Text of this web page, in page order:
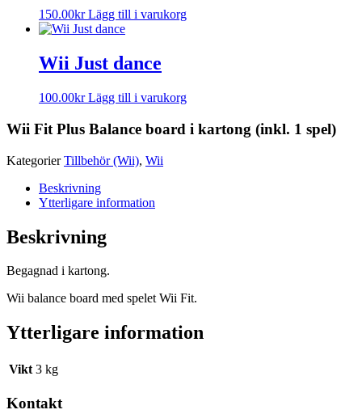
150.00kr Lägg till i varukorg
Wii Just dance
100.00kr Lägg till i varukorg
Wii Fit Plus Balance board i kartong (inkl. 1 spel)
Kategorier Tillbehör (Wii), Wii
Beskrivning
Ytterligare information
Beskrivning
Begagnad i kartong.
Wii balance board med spelet Wii Fit.
Ytterligare information
Vikt 3 kg
Kontakt